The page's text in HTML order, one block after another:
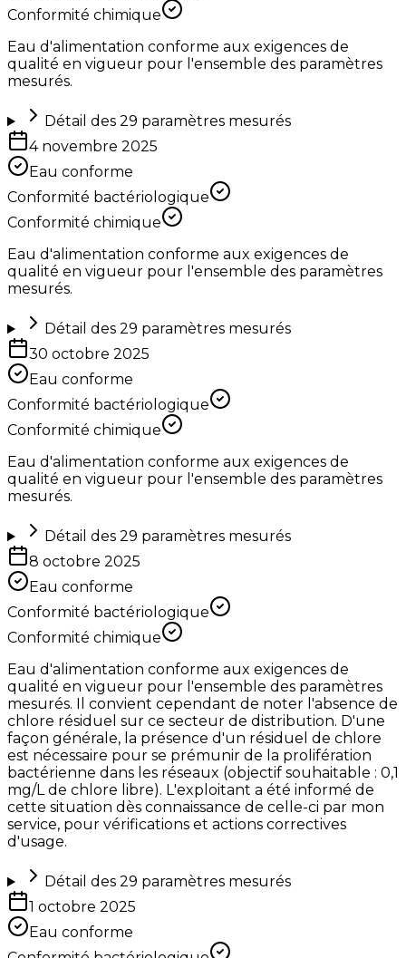
Conformité chimique
Eau d'alimentation conforme aux exigences de
qualité en vigueur pour l'ensemble des paramètres
mesurés.
Détail des 29 paramètres mesurés
4 novembre 2025
Eau conforme
Conformité bactériologique
Conformité chimique
Eau d'alimentation conforme aux exigences de
qualité en vigueur pour l'ensemble des paramètres
mesurés.
Détail des 29 paramètres mesurés
30 octobre 2025
Eau conforme
Conformité bactériologique
Conformité chimique
Eau d'alimentation conforme aux exigences de
qualité en vigueur pour l'ensemble des paramètres
mesurés.
Détail des 29 paramètres mesurés
8 octobre 2025
Eau conforme
Conformité bactériologique
Conformité chimique
Eau d'alimentation conforme aux exigences de
qualité en vigueur pour l'ensemble des paramètres
mesurés. Il convient cependant de noter l'absence de
chlore résiduel sur ce secteur de distribution. D'une
façon générale, la présence d'un résiduel de chlore
est nécessaire pour se prémunir de la prolifération
bactérienne dans les réseaux (objectif souhaitable : 0,1
mg/L de chlore libre). L'exploitant a été informé de
cette situation dès connaissance de celle-ci par mon
service, pour vérifications et actions correctives
d'usage.
Détail des 29 paramètres mesurés
1 octobre 2025
Eau conforme